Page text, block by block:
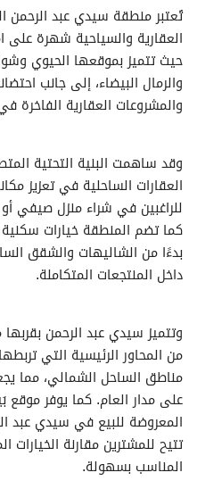
تاون هاوس للبيع في سيدي عبد الرحمن
دوبليكس للبيع في سيدي عبد الرحمن
شقق للبيع في سيدي عبد الرحمن
كبينات للبيع في سيدي عبد الرحمن
شقق فندقية للبيع في سيدي عبد
عقارات سكنية اخرى للبيع في سيدي
أراضي للبيع في سيدي عبد الرحمن
عقارات للبيع في غزالة فالى
عقارات للبيع في لاجون اركو
عقارات للبيع في لاسيرينا الساحل
تُعتبر منطقة سيدي عبد الرحمن
العقارية والسياحية شهرة على
حيث تتميز بموقعها الحيوي
والرمال البيضاء، إلى جانب
والمشروعات العقارية الفاخرة
وقد ساهمت البنية التحتية
العقارات الساحلية في تعزيز
للراغبين في شراء منزل صيفي
كما تضم المنطقة خيارات
بدءًا من الشاليهات والشقق
داخل المنتجعات المتكاملة.
وتتميز سيدي عبد الرحمن
من المحاور الرئيسية التي
مناطق الساحل الشمالي، مما
على مدار العام. كما يوفر موقع
المعروضة للبيع في سيدي عبد
تتيح للمشترين مقارنة الخيارات
المناسب بسهولة.